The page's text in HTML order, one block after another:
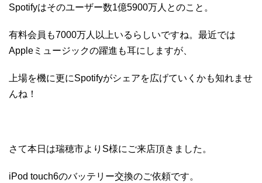
Spotifyはそのユーザー数1億5900万人とのこと。
有料会員も7000万人以上いるらしいですね。最近では
Appleミュージックの躍進も耳にしますが、
上場を機に更にSpotifyがシェアを広げていくかも知れませ
んね！
さて本日は瑞穂市よりS様にご来店頂きました。
iPod touch6のバッテリー交換のご依頼です。